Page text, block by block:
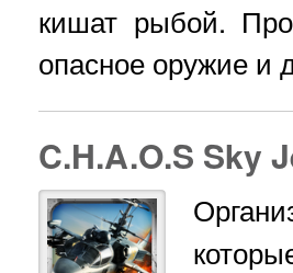
кишат рыбой.
опасное оружие и
C.H.A.O.S Sky